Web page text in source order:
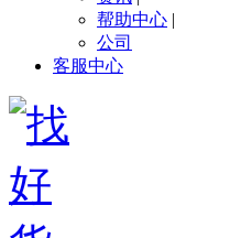
帮助中心 |
公司
客服中心